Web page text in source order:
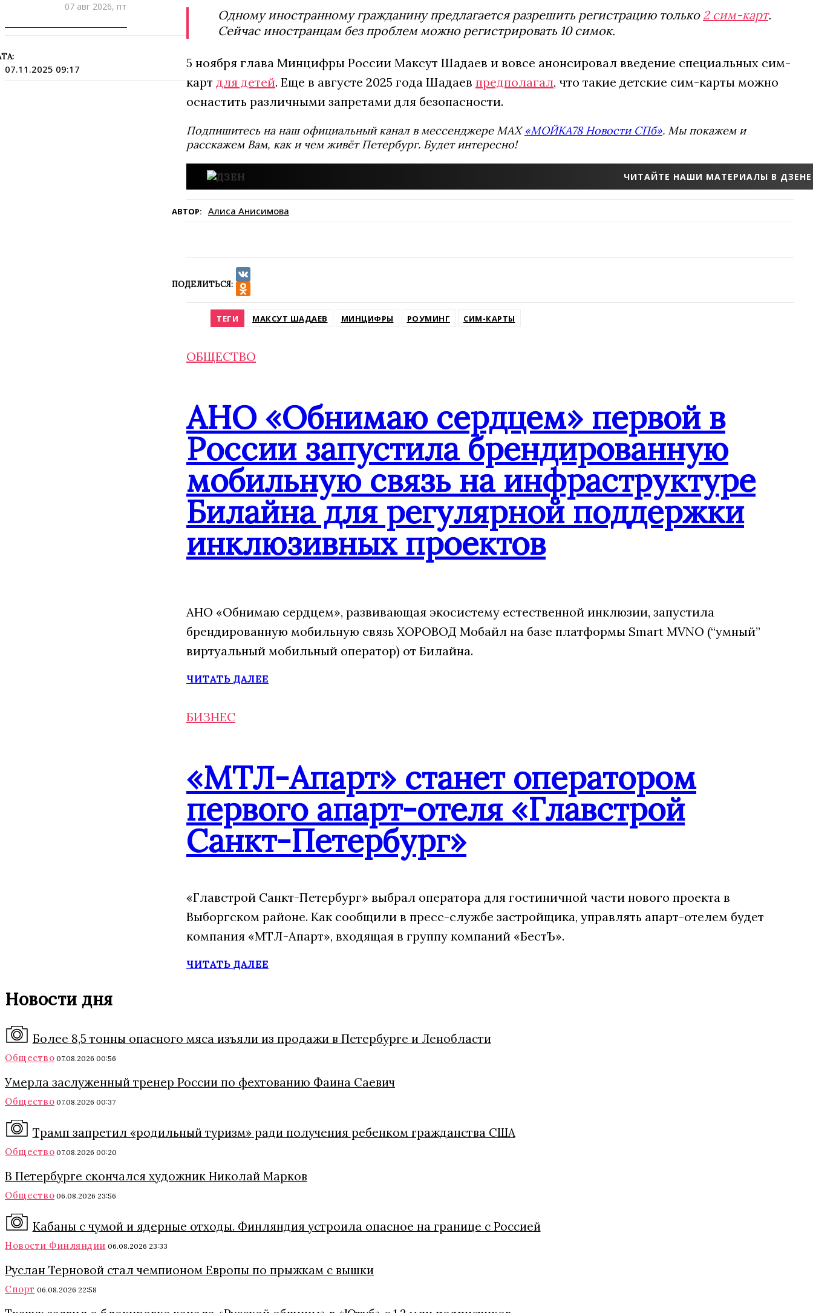
07 авг 2026, пт
07.11.2025 09:17
Одному иностранному гражданину предлагается разрешить регистрацию только 2 сим-карт.
Сейчас иностранцам без проблем можно регистрировать 10 симок.
5 ноября глава Минцифры России Максут Шадаев и вовсе анонсировал введение специальных сим-
карт для детей. Еще в августе 2025 года Шадаев предполагал, что такие детские сим-карты можно
оснастить различными запретами для безопасности.
Подпишитесь на наш официальный канал в мессенджере MAX«МОЙКА78 Новости СПб». Мы покажем и
расскажем Вам, как и чем живёт Петербург. Будет интересно!
ЧИТАЙТЕ НАШИ МАТЕРИАЛЫ В ДЗЕНЕ
АВТОР: Алиса Анисимова
ПОДЕЛИТЬСЯ:
VK
ТЕГИ МАКСУТ ШАДАЕВ МИНЦИФРЫ РОУМИНГ СИМ-КАРТЫ
ОБЩЕСТВО
АНО «Обнимаю сердцем» первой в
России запустила брендированную
мобильную связь на инфраструктуре
Билайна для регулярной поддержки
инклюзивных проектов
АНО «Обнимаю сердцем», развивающая экосистему естественной инклюзии, запустила
брендированную мобильную связь ХОРОВОД Мобайл на базе платформы Smart MVNO (“умный”
виртуальный мобильный оператор) от Билайна.
ЧИТАТЬ ДАЛЕЕ
БИЗНЕС
«МТЛ-Апарт» станет оператором
первого апарт-отеля «Главстрой
Санкт-Петербург»
«Главстрой Санкт-Петербург» выбрал оператора для гостиничной части нового проекта в
Выборгском районе. Как сообщили в пресс-службе застройщика, управлять апарт-отелем будет
компания «МТЛ-Апарт», входящая в группу компаний «БестЪ».
ЧИТАТЬ ДАЛЕЕ
Новости дня
Более 8,5 тонны опасного мяса изъяли из продажи в Петербурге и Ленобласти
Общество 07.08.2026 00:56
Умерла заслуженный тренер России по фехтованию Фаина Саевич
Общество 07.08.2026 00:37
Трамп запретил «родильный туризм» ради получения ребенком гражданства США
Общество 07.08.2026 00:20
В Петербурге скончался художник Николай Марков
Общество 06.08.2026 23:56
Кабаны с чумой и ядерные отходы. Финляндия устроила опасное на границе с Россией
Новости Финляндии 06.08.2026 23:33
Руслан Терновой стал чемпионом Европы по прыжкам с вышки
Спорт 06.08.2026 22:58